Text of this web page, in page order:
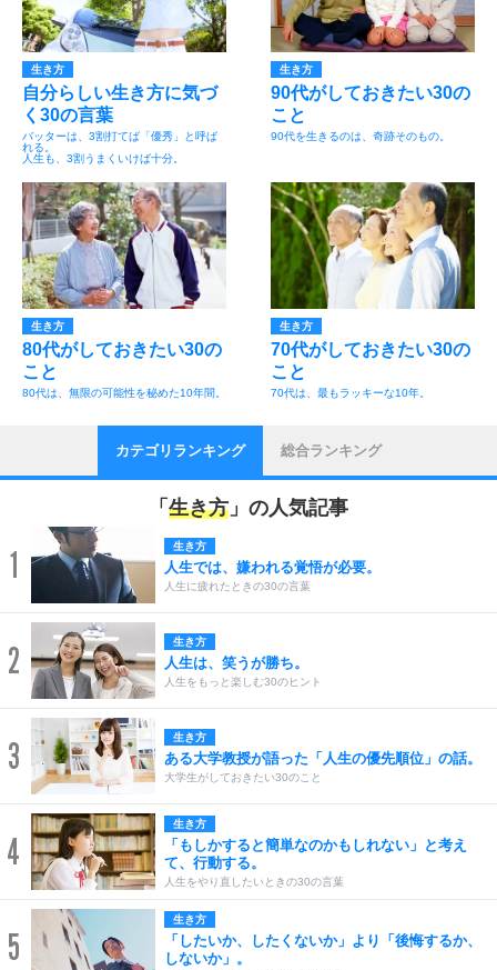
生き方
自分らしい生き方に気づ
く30の言葉
バッターは、3割打てば「優秀」と呼ば
れる。
人生も、3割うまくいけば十分。
生き方
90代がしておきたい30の
こと
90代を生きるのは、奇跡そのもの。
生き方
80代がしておきたい30の
こと
80代は、無限の可能性を秘めた10年間。
生き方
70代がしておきたい30の
こと
70代は、最もラッキーな10年。
カテゴリランキング 総合ランキング
「 生き方 」の人気記事
1 生き方
人生では、嫌われる覚悟が必要。
人生に疲れたときの30の言葉
2 生き方
人生は、笑うが勝ち。
人生をもっと楽しむ30のヒント
3 生き方
ある大学教授が語った「人生の優先順位」の話。
大学生がしておきたい30のこと
4
生き方
「もしかすると簡単なのかもしれない」と考え
て、行動する。
人生をやり直したいときの30の言葉
5
生き方
「したいか、したくないか」より「後悔するか、
しないか」。